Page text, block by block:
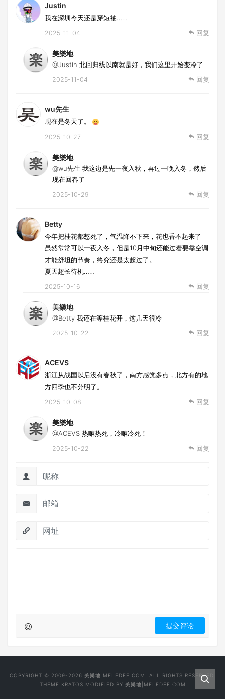
Justin
我在深圳今天还是穿短袖……
2025-11-04 回复
美樂地
@Justin 北回归线以南就是好，我们这里开始变冷了
2025-11-04 回复
wu先生
现在是冬天了。
2025-10-27 回复
美樂地
@wu先生 我这边是先一夜入秋，再过一晚入冬，然后
现在回春了
2025-10-29 回复
Betty
今年把桂花都憋死了，气温降不下来，花也香不起来了
虽然常常可以一夜入冬，但是10月中旬还能过着要靠空调
才能舒坦的节奏，终究还是太超过了。
夏天超长待机……
2025-10-16 回复
美樂地
@Betty 我还在等桂花开，这几天很冷
2025-10-22 回复
ACEVS
浙江从战国以后没有春秋了，南方感觉多点，北方有的地
方四季也不分明了。
2025-10-08 回复
美樂地
@ACEVS 热嘛热死，冷嘛冷死！
2025-10-22 回复
COPYRIGHT © 2009-2026 美樂地 MELEDEE.COM. ALL RIGHTS RESERVED.
THEME KRATOS MODIFIED BY 美樂地|MELEDEE.COM